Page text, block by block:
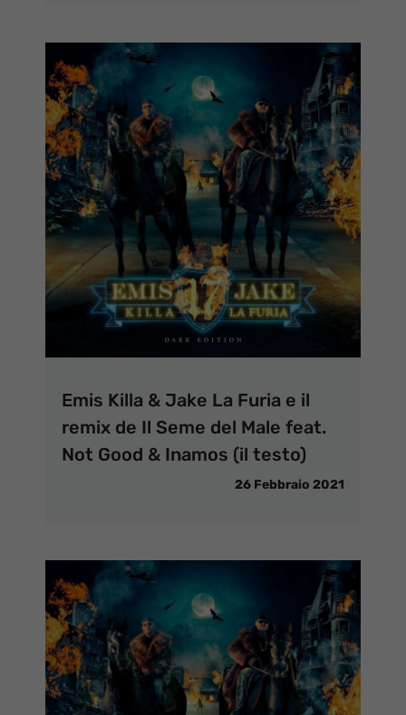
Emis Killa & Jake La Furia e il
remix de Il Seme del Male feat.
Not Good & Inamos (il testo)
26 Febbraio 2021